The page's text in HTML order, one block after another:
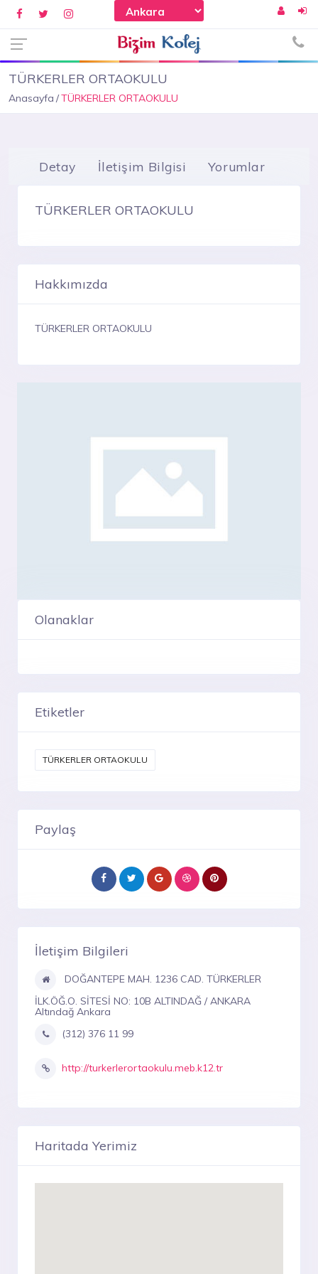
TÜRKERLER ORTAOKULU
Anasayfa TÜRKERLER ORTAOKULU
Detay İletişim Bilgisi Yorumlar
TÜRKERLER ORTAOKULU
Hakkımızda
TÜRKERLER ORTAOKULU
Olanaklar
Etiketler
TÜRKERLER ORTAOKULU
Paylaş
İletişim Bilgileri
DOĞANTEPE MAH. 1236 CAD. TÜRKERLER
İLK.ÖĞ.O. SİTESİ NO: 10B ALTINDAĞ / ANKARA
Altındağ Ankara
(312) 376 11 99
http://turkerlerortaokulu.meb.k12.tr
Haritada Yerimiz